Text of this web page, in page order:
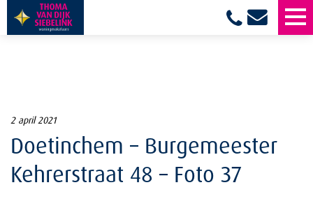
2 april 2021
Doetinchem – Burgemeester
Kehrerstraat 48 – Foto 37